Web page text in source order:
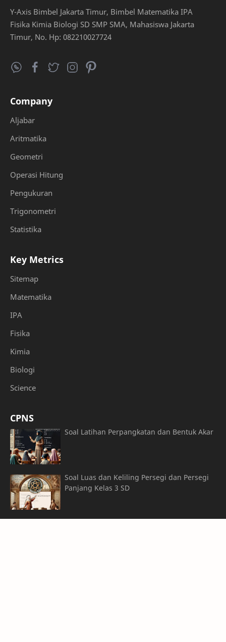
Y-Axis Bimbel Jakarta Timur, Bimbel Matematika IPA
Fisika Kimia Biologi SD SMP SMA, Mahasiswa Jakarta
Timur, No. Hp: 082210027724
Company
Aljabar
Aritmatika
Geometri
Operasi Hitung
Pengukuran
Trigonometri
Statistika
Key Metrics
Sitemap
Matematika
IPA
Fisika
Kimia
Biologi
Science
CPNS
Soal Latihan Perpangkatan dan Bentuk Akar
Soal Luas dan Keliling Persegi dan Persegi
Panjang Kelas 3 SD